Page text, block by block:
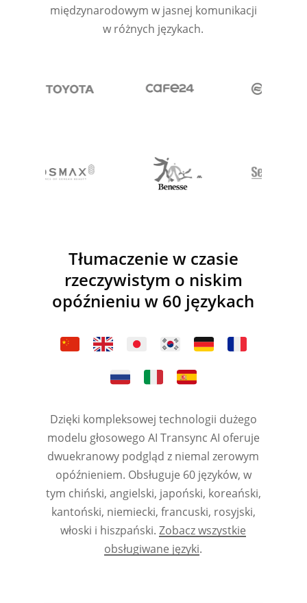
międzynarodowym w jasnej komunikacji
w różnych językach.
Tłumaczenie w czasie
rzeczywistym o niskim
opóźnieniu w 60 językach
Dzięki kompleksowej technologii dużego
modelu głosowego AI Transync AI oferuje
dwuekranowy podgląd z niemal zerowym
opóźnieniem. Obsługuje 60 języków, w
tym chiński, angielski, japoński, koreański,
kantoński, niemiecki, francuski, rosyjski,
włoski i hiszpański.Zobacz wszystkie
obsługiwane języki.